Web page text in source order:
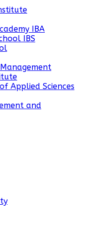
IBA
IBS
Applied Sciences
and